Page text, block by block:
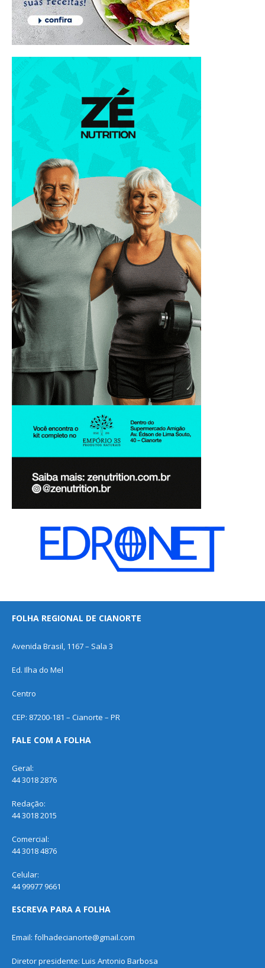
FOLHA REGIONAL DE CIANORTE
Avenida Brasil, 1167 – Sala 3
Ed. Ilha do Mel
Centro
CEP: 87200-181 – Cianorte – PR
FALE COM A FOLHA
Geral:
44 3018 2876
Redação:
44 3018 2015
Comercial:
44 3018 4876
Celular:
44 99977 9661
ESCREVA PARA A FOLHA
Email: folhadecianorte@gmail.com
Diretor presidente: Luis Antonio Barbosa